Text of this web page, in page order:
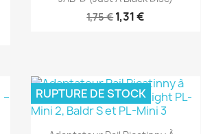
1,75 €1,31 €
RUPTURE DE STOCK